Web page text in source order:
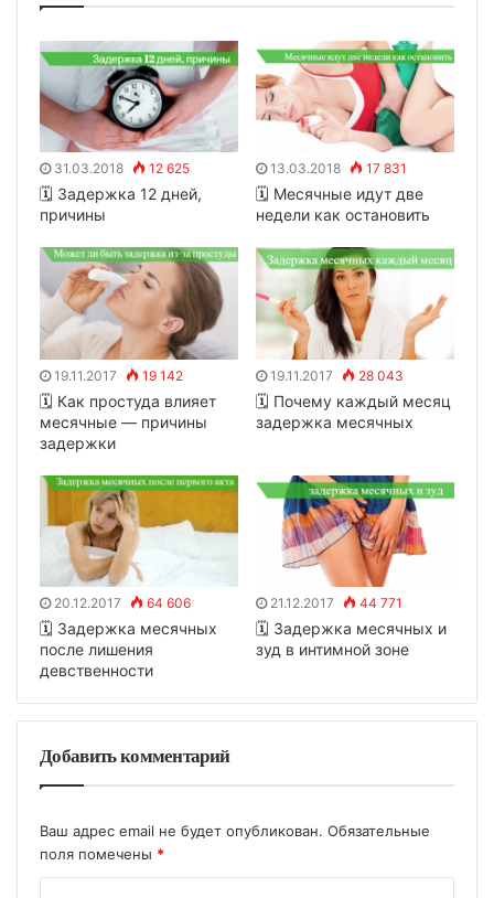
31.03.2018 12 625
🗓 Задержка 12 дней,
причины
13.03.2018 17 831
🗓 Месячные идут две
недели как остановить
19.11.2017 19 142
🗓 Как простуда влияет
месячные — причины
задержки
19.11.2017 28 043
🗓 Почему каждый месяц
задержка месячных
20.12.2017 64 606
🗓 Задержка месячных
после лишения
девственности
21.12.2017 44 771
🗓 Задержка месячных и
зуд в интимной зоне
Добавить комментарий
Ваш адрес email не будет опубликован. Обязательные
поля помечены *